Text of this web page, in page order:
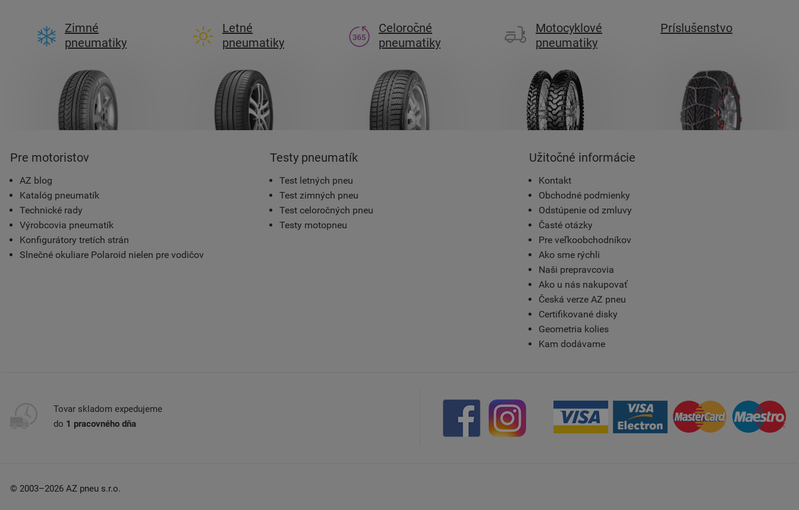
Zimné
pneumatiky
Letné
pneumatiky
Celoročné
pneumatiky
Motocyklové
pneumatiky
Príslušenstvo
Pre motoristov
AZ blog
Katalóg pneumatík
Technické rady
Výrobcovia pneumatík
Konfigurátory tretích strán
Slnečné okuliare Polaroid nielen pre vodičov
Testy pneumatík
Test letných pneu
Test zimných pneu
Test celoročných pneu
Testy motopneu
Užitočné informácie
Kontakt
Obchodné podmienky
Odstúpenie od zmluvy
Časté otázky
Pre veľkoobchodníkov
Ako sme rýchli
Naši prepravcovia
Ako u nás nakupovať
Česká verze AZ pneu
Certifikované disky
Geometria kolies
Kam dodávame
Tovar skladom expedujeme
do 1 pracovného dňa
© 2003–2026 AZ pneu s.r.o.